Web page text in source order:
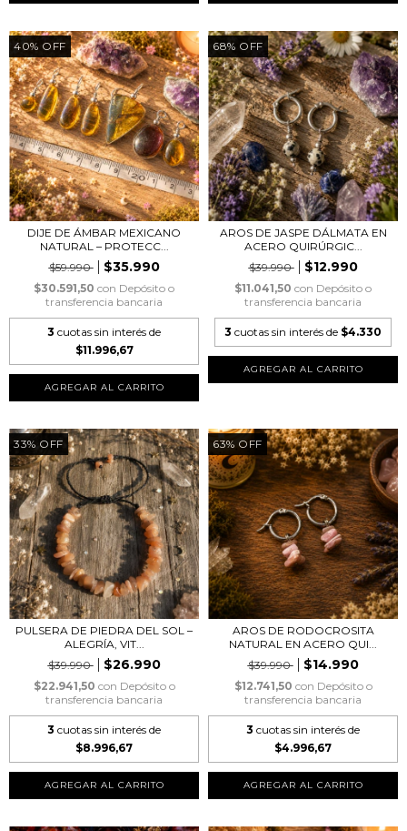
40% OFF
DIJE DE ÁMBAR MEXICANO
NATURAL – PROTECC...
$59.990
$35.990
$30.591,50 con Depósito o
transferencia bancaria
3 cuotas sin interés de
$11.996,67
AGREGAR AL CARRITO
68% OFF
AROS DE JASPE DÁLMATA EN
ACERO QUIRÚRGIC...
$39.990
$12.990
$11.041,50 con Depósito o
transferencia bancaria
3 cuotas sin interés de $4.330
33% OFF
PULSERA DE PIEDRA DEL SOL –
ALEGRÍA, VIT...
$39.990
$26.990
$22.941,50 con Depósito o
transferencia bancaria
3 cuotas sin interés de
$8.996,67
63% OFF
AROS DE RODOCROSITA
NATURAL EN ACERO QUI...
$39.990
$14.990
$12.741,50 con Depósito o
transferencia bancaria
3 cuotas sin interés de
$4.996,67